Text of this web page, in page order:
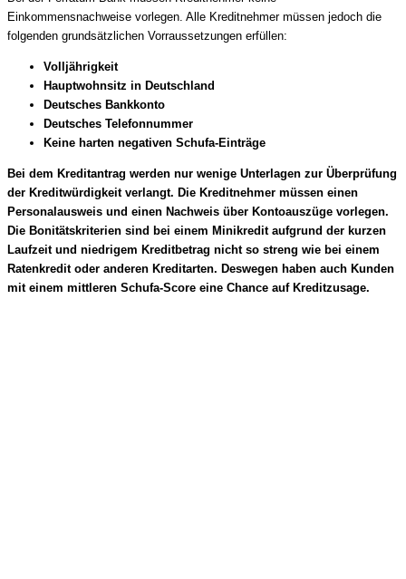
Einkommensnachweise vorlegen. Alle Kreditnehmer müssen jedoch die
folgenden grundsätzlichen Vorraussetzungen erfüllen:
Volljährigkeit
Hauptwohnsitz in Deutschland
Deutsches Bankkonto
Deutsches Telefonnummer
Keine harten negativen Schufa-Einträge
Bei dem Kreditantrag werden nur wenige Unterlagen zur Überprüfung
der Kreditwürdigkeit verlangt. Die Kreditnehmer müssen einen
Personalausweis und einen Nachweis über Kontoauszüge vorlegen.
Die Bonitätskriterien sind bei einem Minikredit aufgrund der kurzen
Laufzeit und niedrigem Kreditbetrag nicht so streng wie bei einem
Ratenkredit oder anderen Kreditarten. Deswegen haben auch Kunden
mit einem mittleren Schufa-Score eine Chance auf Kreditzusage.